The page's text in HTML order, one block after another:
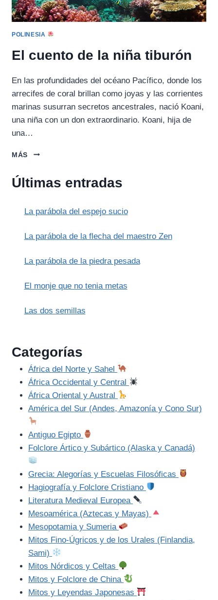
POLINESIA
El cuento de la niña tiburón
En las profundidades del océano Pacífico, donde los
arrecifes de coral brillan como joyas y las corrientes
marinas susurran secretos ancestrales, nació Koani,
una niña con un don extraordinario. Koani, hija de
una…
MÁS
EL
LA
Últimas entradas
La parábola del espejo sucio
La parábola de la flecha del maestro Zen
La parábola de la piedra pesada
El monje que no tenia metas
Las dos semillas
Categorías
África del Norte y Sahel
África Occidental y Central
África Oriental y Austral
América del Sur (Andes, Amazonía y Cono Sur)
Antiguo Egipto
Folclore Ártico y Subártico (Alaska y Canadá)
Grecia: Alegorías y Escuelas Filosóficas
Hagiografía y Folclore Cristiano
Literatura Medieval Europea
Mesoamérica (Aztecas y Mayas)
Mesopotamia y Sumeria
Mitos Fino-Úgricos y de los Urales (Finlandia,
Sami)
Mitos Nórdicos y Celtas
Mitos y Folclore de China
Mitos y Leyendas Japonesas